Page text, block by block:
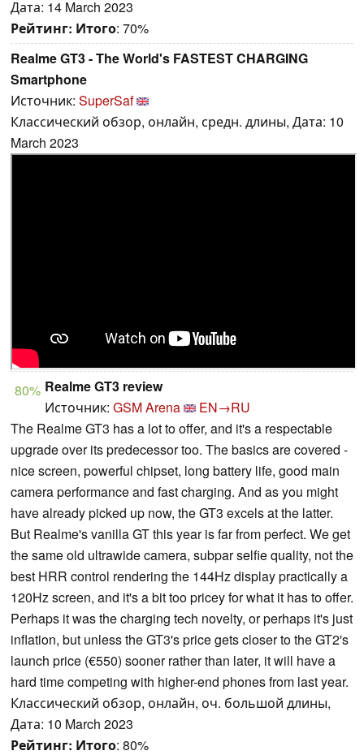
Дата: 14 March 2023
Рейтинг: Итого: 70%
Realme GT3 - The World's FASTEST CHARGING
Smartphone
Источник: SuperSaf
Классический обзор, онлайн, средн. длины, Дата: 10
March 2023
80% Realme GT3 review
Источник: GSM Arena
EN→RU
The Realme GT3 has a lot to offer, and it's a respectable
upgrade over its predecessor too. The basics are covered -
nice screen, powerful chipset, long battery life, good main
camera performance and fast charging. And as you might
have already picked up now, the GT3 excels at the latter.
But Realme's vanilla GT this year is far from perfect. We get
the same old ultrawide camera, subpar selfie quality, not the
best HRR control rendering the 144Hz display practically a
120Hz screen, and it's a bit too pricey for what it has to offer.
Perhaps it was the charging tech novelty, or perhaps it's just
inflation, but unless the GT3's price gets closer to the GT2's
launch price (€550) sooner rather than later, it will have a
hard time competing with higher-end phones from last year.
Классический обзор, онлайн, оч. большой длины,
Дата: 10 March 2023
Рейтинг: Итого: 80%